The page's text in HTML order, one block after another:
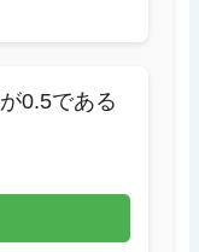
0.5である